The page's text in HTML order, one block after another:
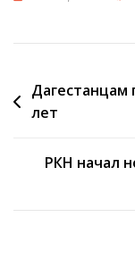
Навигация
по
Дагестанцам
лет
РКН начал